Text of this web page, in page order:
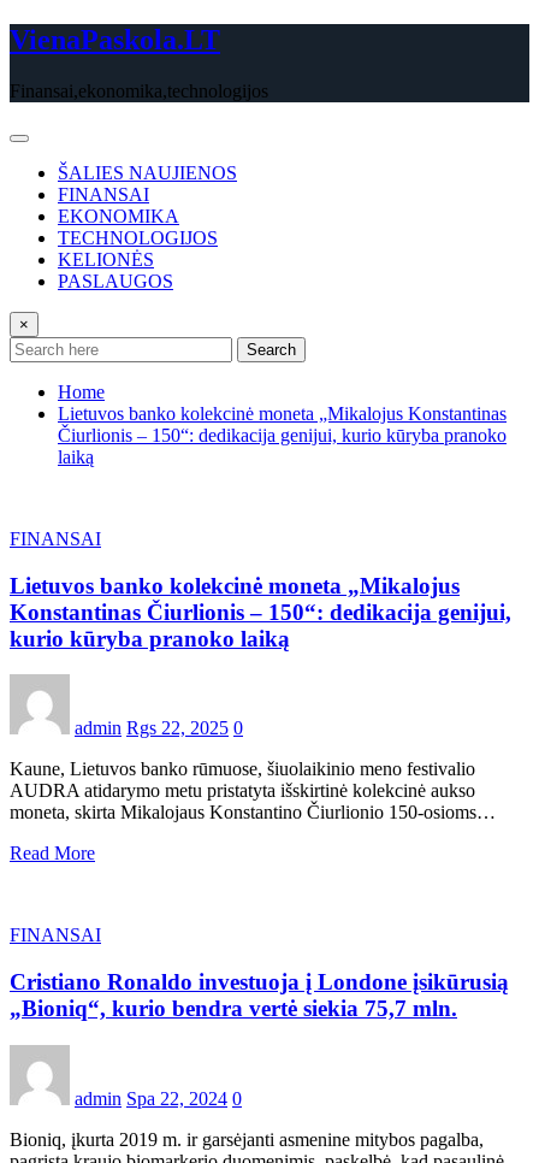
Skip
to
VienaPaskola.LT
Finansai,ekonomika,technologijos
ŠALIES NAUJIENOS
FINANSAI
EKONOMIKA
TECHNOLOGIJOS
KELIONĖS
PASLAUGOS
×
Search
Home
Lietuvos banko kolekcinė moneta „Mikalojus Konstantinas
Čiurlionis – 150“: dedikacija genijui, kurio kūryba pranoko
laiką
FINANSAI
Lietuvos banko kolekcinė moneta „Mikalojus
Konstantinas Čiurlionis – 150“: dedikacija genijui,
kurio kūryba pranoko laiką
admin Rgs 22, 2025 0
Kaune, Lietuvos banko rūmuose, šiuolaikinio meno festivalio
AUDRA atidarymo metu pristatyta išskirtinė kolekcinė aukso
moneta, skirta Mikalojaus Konstantino Čiurlionio 150-osioms…
Read More
FINANSAI
Cristiano Ronaldo investuoja į Londone įsikūrusią
„Bioniq“, kurio bendra vertė siekia 75,7 mln.
admin Spa 22, 2024 0
Bioniq, įkurta 2019 m. ir garsėjanti asmenine mitybos pagalba,